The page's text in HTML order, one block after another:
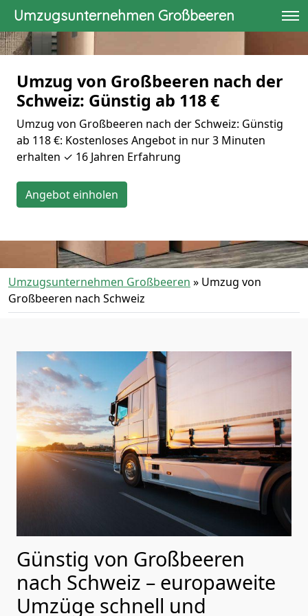
Umzugsunternehmen Großbeeren
Umzug von Großbeeren nach der
Schweiz: Günstig ab 118 €
Umzug von Großbeeren nach der Schweiz: Günstig
ab 118 €: Kostenloses Angebot in nur 3 Minuten
erhalten ✓ 16 Jahren Erfahrung
Angebot einholen
Umzugsunternehmen Großbeeren » Umzug von
Großbeeren nach Schweiz
Günstig von Großbeeren
nach Schweiz – europaweite
Umzüge schnell und